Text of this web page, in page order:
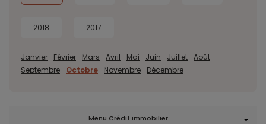
2018 2017
Janvier Février Mars Avril Mai Juin Juillet Août
Septembre
Octobre Novembre Décembre
Menu Crédit immobilier